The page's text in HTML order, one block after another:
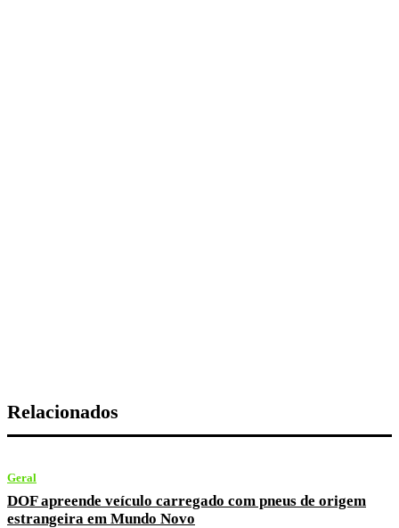
Relacionados
Geral
DOF apreende veículo carregado com pneus de origem
estrangeira em Mundo Novo